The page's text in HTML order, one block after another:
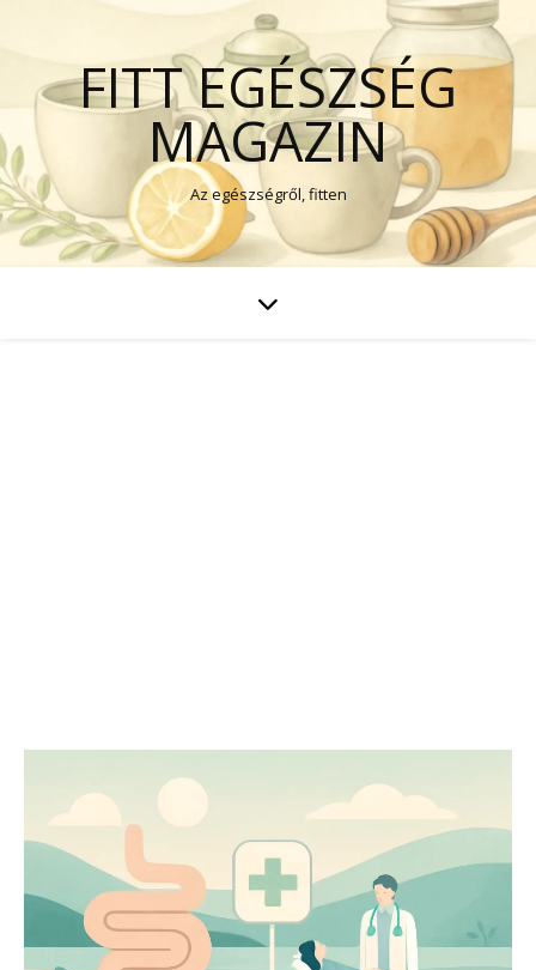
FITT EGÉSZSÉG
MAGAZIN
Az egészségről, fitten